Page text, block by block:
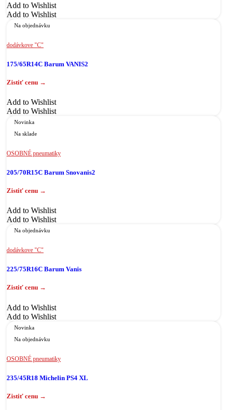
Add to Wishlist
Add to Wishlist
Na objednávku
dodávkove "C"
175/65R14C Barum VANIS2
Add to Wishlist
Add to Wishlist
Novinka
Na sklade
OSOBNÉ pneumatiky
205/70R15C Barum Snovanis2
Add to Wishlist
Add to Wishlist
Na objednávku
dodávkove "C"
225/75R16C Barum Vanis
Add to Wishlist
Add to Wishlist
Novinka
Na objednávku
OSOBNÉ pneumatiky
235/45R18 Michelin PS4 XL